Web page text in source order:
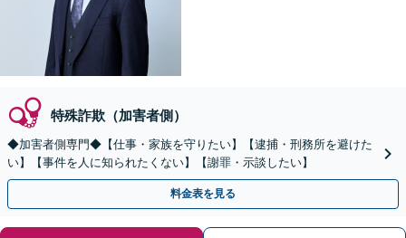
特殊詐欺（加害者側）
◆加害者側専門◆【仕事・家族を守りたい】【逮捕・刑務所を避けた
い】【事件を人に知られたくない】【謝罪・示談したい】
料金表を見る